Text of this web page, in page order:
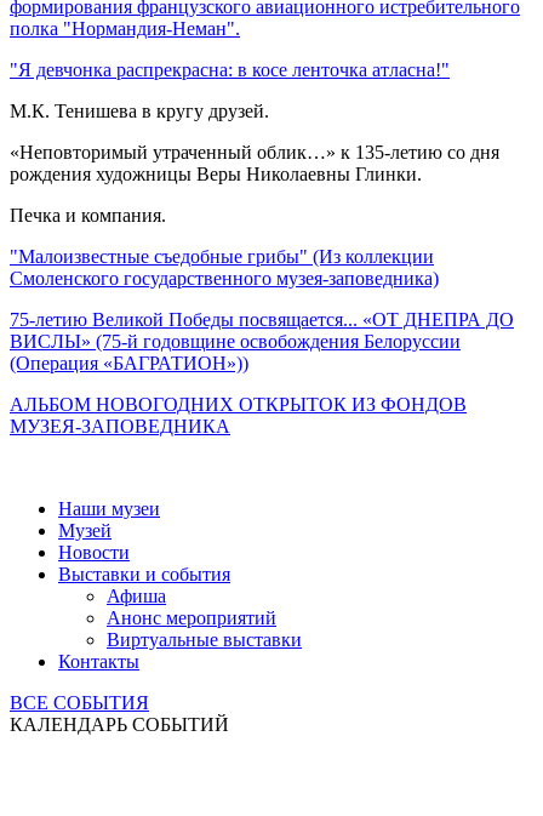
формирования французского авиационного истребительного
полка "Нормандия-Неман".
"Я девчонка распрекрасна: в косе ленточка атласна!"
М.К. Тенишева в кругу друзей.
«Неповторимый утраченный облик…» к 135-летию со дня
рождения художницы Веры Николаевны Глинки.
Печка и компания.
"Малоизвестные съедобные грибы" (Из коллекции
Смоленского государственного музея-заповедника)
75-летию Великой Победы посвящается... «ОТ ДНЕПРА ДО
ВИСЛЫ» (75-й годовщине освобождения Белоруссии
(Операция «БАГРАТИОН»))
АЛЬБОМ НОВОГОДНИХ ОТКРЫТОК ИЗ ФОНДОВ
МУЗЕЯ-ЗАПОВЕДНИКА
Наши музеи
Музей
Новости
Выставки и события
Афиша
Анонс мероприятий
Виртуальные выставки
Контакты
ВСЕ СОБЫТИЯ
КАЛЕНДАРЬ СОБЫТИЙ